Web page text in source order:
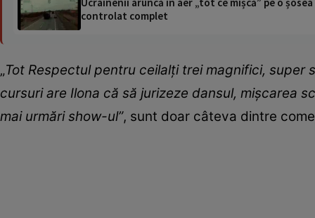
controlat complet
„Tot Respectul pentru ceilalți trei magnifici, super
cursuri are Ilona că să jurizeze dansul, mișcarea
mai urmări show-ul”, sunt doar câteva dintre